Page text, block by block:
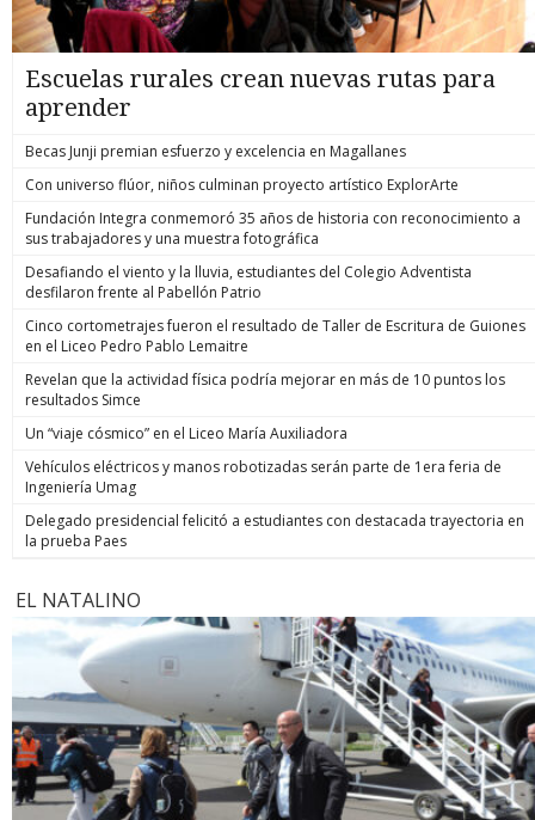
Escuelas rurales crean nuevas rutas para
aprender
Becas Junji premian esfuerzo y excelencia en Magallanes
Con universo flúor, niños culminan proyecto artístico ExplorArte
Fundación Integra conmemoró 35 años de historia con reconocimiento a
sus trabajadores y una muestra fotográfica
Desafiando el viento y la lluvia, estudiantes del Colegio Adventista
desfilaron frente al Pabellón Patrio
Cinco cortometrajes fueron el resultado de Taller de Escritura de Guiones
en el Liceo Pedro Pablo Lemaitre
Revelan que la actividad física podría mejorar en más de 10 puntos los
resultados Simce
Un “viaje cósmico” en el Liceo María Auxiliadora
Vehículos eléctricos y manos robotizadas serán parte de 1era feria de
Ingeniería Umag
Delegado presidencial felicitó a estudiantes con destacada trayectoria en
la prueba Paes
EL NATALINO